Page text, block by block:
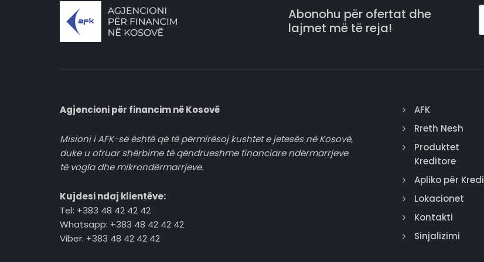
Abonohu për ofertat dhe
lajmet më të reja!
Agjencioni për financim në Kosovë
Misioni i AFK-së është që të përmirësoj kushtet e jetesës në Kosovë,
duke u ofruar shërbime të qëndrueshme financiare ndërmarrjeve
të vogla dhe mikrondërmarrjeve.
Kujdesi ndaj klientëve:
Tel: +383 48 42 42 42
Whatsapp: +383 48 42 42 42
Viber: +383 48 42 42 42
AFK
Rreth Nesh
Produktet
Kreditore
Apliko për Kredi
Lokacionet
Kontakti
Sinjalizimi